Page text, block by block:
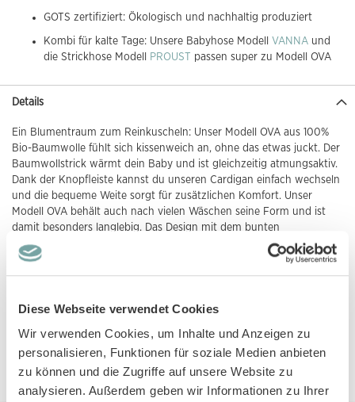
Diese Webseite verwendet Cookies
Wir verwenden Cookies, um Inhalte und Anzeigen zu
personalisieren, Funktionen für soziale Medien anbieten
zu können und die Zugriffe auf unsere Website zu
analysieren. Außerdem geben wir Informationen zu Ihrer
GOTS zertifiziert: Ökologisch und nachhaltig produziert
Kombi für kalte Tage: Unsere Babyhose Modell VANNA und
die Strickhose Modell
PROUST passen super zu Modell OVA
Details
Ein Blumentraum zum Reinkuscheln: Unser Modell OVA aus 100%
Bio-Baumwolle fühlt sich kissenweich an, ohne das etwas juckt. Der
Baumwollstrick wärmt dein Baby und ist gleichzeitig atmungsaktiv.
Dank der Knopfleiste kannst du unseren Cardigan einfach wechseln
und die bequeme Weite sorgt für zusätzlichen Komfort. Unser
Modell OVA behält auch nach vielen Wäschen seine Form und ist
damit besonders langlebig. Das Design mit dem bunten
Blumendruck auf Dunkelblau kannst du kinderleicht kombinieren.
Wir haben unsere nachhaltige Strickjacke für Babys für dich in den
OVAhier auch in größeren Größen. Das Beste: Unser Cardigan ist
Unsere gesamte Lieferkette (Baumwoll-Bauern, Garnproduktion,
Stoffherstellung, Näherei, Stickerei, etc.) ist GOTS zertifiziert. Mehr
über das Label erfährst du in unseremBlog.